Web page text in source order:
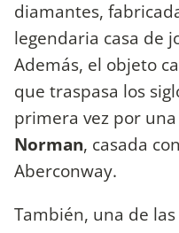
diamantes,
legendaria casa de
Además, el objeto
que traspasa los
primera vez por
Norman, casada
Aberconway.
También, una de